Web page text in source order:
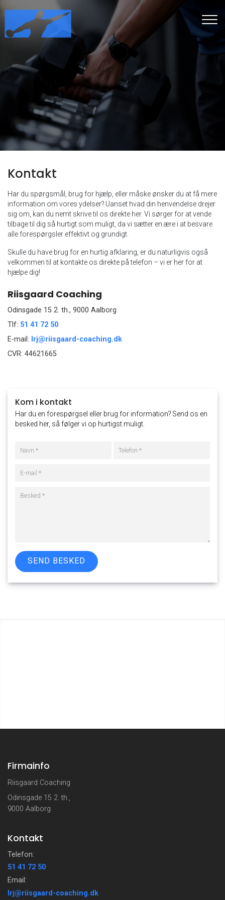
hovedindhold
Kontakt
Har du spørgsmål, brug for hjælp, eller måske ønsker du at få mere
information om vores ydelser? Uanset hvad din henvendelse drejer
sig om, kan du nemt skrive til os direkte her. Vi sørger for at vende
tilbage til dig så hurtigt som muligt, da vi sætter en ære i at besvare
alle forespørgsler effektivt og grundigt.
Skulle du have brug for en hurtig afklaring, er du naturligvis også
velkommen til at kontakte os direkte på telefon – vi er her for at
hjælpe dig!
Riisgaard Coaching
Odinsgade 15 2. th., 9000 Aalborg
Tlf: 51 41 72 50
E-mail: lrj@riisgaard-coaching.dk
CVR: 44621665
Kom i kontakt
Har du en forespørgsel eller brug for information? Send os en
besked her, så følger vi op hurtigst muligt.
Firmainfo
Riisgaard Coaching
Odinsgade 15 2. th.,
9000 Aalborg
Kontakt
Telefon:
51 41 72 50
Email:
lrj@riisgaard-coaching.dk